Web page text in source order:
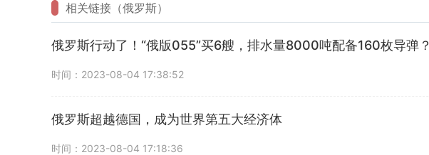
相关链接（俄罗斯）
俄罗斯行动了！“俄版055”买6艘，排水量8000吨配备160枚导弹？
时间：2023-08-04 17:38:52
俄罗斯超越德国，成为世界第五大经济体
时间：2023-08-04 17:18:36